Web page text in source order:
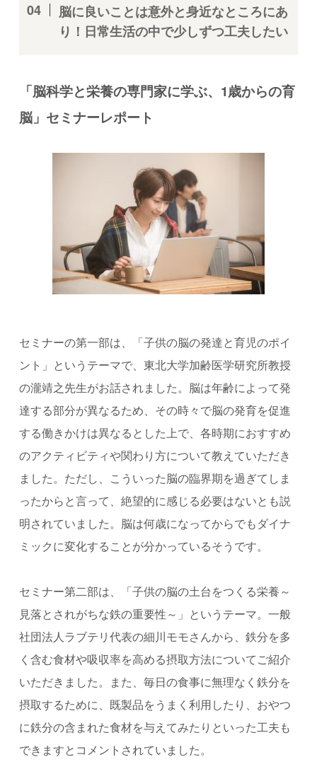
脳に良いことは意外と身近なところにあ
り！日常生活の中で少しずつ工夫したい
「脳科学と栄養の専門家に学ぶ、1歳からの育
脳」セミナーレポート
セミナーの第一部は、「子供の脳の発達と育児のポイ
ント」というテーマで、東北大学加齢医学研究所教授
の瀧靖之先生がお話されました。脳は年齢によって発
達する部分が異なるため、その時々で脳の発育を促進
する働きかけは異なるとした上で、各時期におすすめ
のアクティビティや関わり方について教えていただき
ました。ただし、こういった脳の臨界期を過ぎてしま
ったからと言って、絶望的に感じる必要はないとも説
明されていました。脳は何歳になってからでもダイナ
ミックに変化することが分かっているそうです。
セミナー第二部は、「子供の脳の土台をつくる栄養～
見落とされがちな鉄の重要性～」というテーマ。一般
社団法人ラブテリ代表の細川モモさんから、鉄分を多
く含む食材や吸収率を高める摂取方法についてご紹介
いただきました。また、毎日の食事に無理なく鉄分を
摂取するために、既製品をうまく利用したり、おやつ
に鉄分の含まれた食材を与えてみたりといった工夫も
できますとコメントされていました。